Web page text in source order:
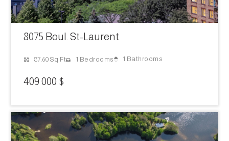
8075 Boul. St-Laurent
87.60 Sq Ft 1 Bedrooms 1 Bathrooms
409 000 $